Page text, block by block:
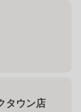
タウン店